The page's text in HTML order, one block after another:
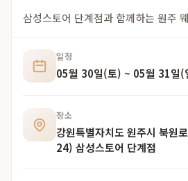
삼성스토어 단계점과 함께하는 원주
일정
05월 30일(토) ~ 05월 31일(
장소
강원특별자치도 원주시 북원
24) 삼성스토어 단계점